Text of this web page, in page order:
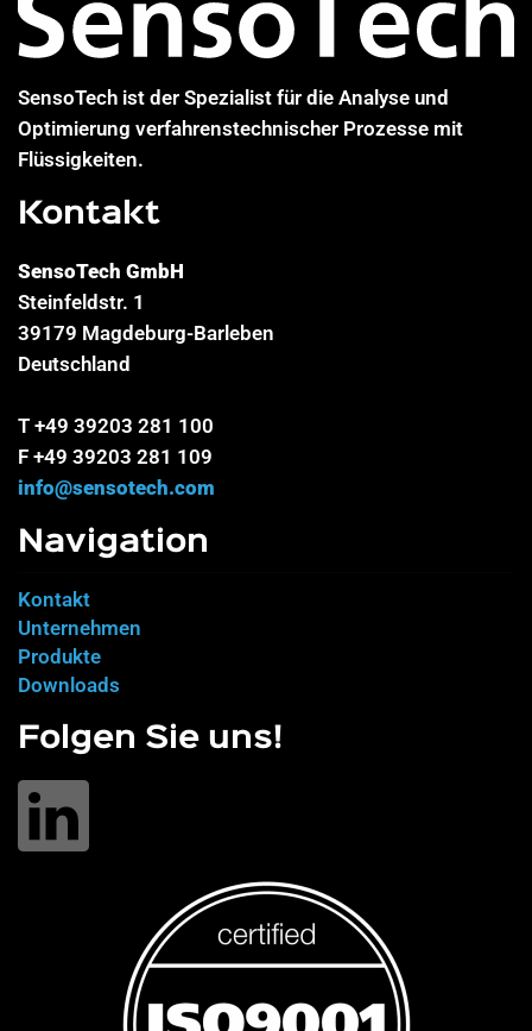
SensoTech ist der Spezialist für die Analyse und
Optimierung verfahrenstechnischer Prozesse mit
Flüssigkeiten.
Kontakt
SensoTech GmbH
Steinfeldstr. 1
39179 Magdeburg-Barleben
Deutschland
T +49 39203 281 100
F +49 39203 281 109
info@sensotech.com
Navigation
Kontakt
Unternehmen
Produkte
Downloads
Folgen Sie uns!